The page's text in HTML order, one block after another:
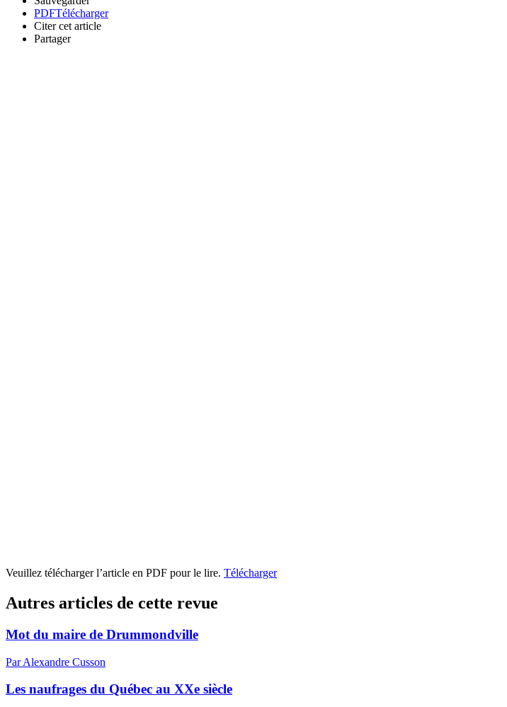
PDFTélécharger
Citer cet article
Partager
Veuillez télécharger l’article en PDF pour le lire. Télécharger
Autres articles de cette revue
Mot du maire de Drummondville
Par Alexandre Cusson
Les naufrages du Québec au XXe siècle